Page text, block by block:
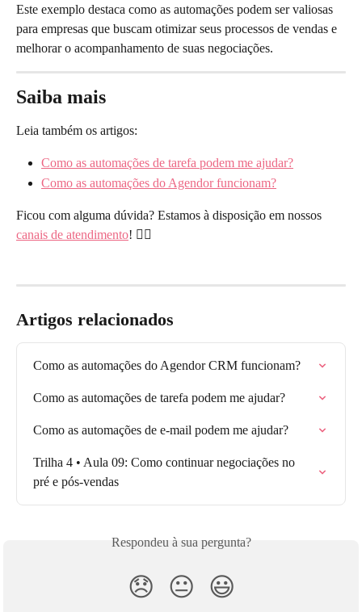
Este exemplo destaca como as automações podem ser valiosas
para empresas que buscam otimizar seus processos de vendas e
melhorar o acompanhamento de suas negociações.
Saiba mais
Leia também os artigos:
Como as automações de tarefa podem me ajudar?
Como as automações do Agendor funcionam?
Ficou com alguma dúvida? Estamos à disposição em nossos
canais de atendimento! 🙋‍♀️
Artigos relacionados
Como as automações do Agendor CRM funcionam?
Como as automações de tarefa podem me ajudar?
Como as automações de e-mail podem me ajudar?
Trilha 4 • Aula 09: Como continuar negociações no
pré e pós-vendas
Respondeu à sua pergunta?
😞 😐 😃